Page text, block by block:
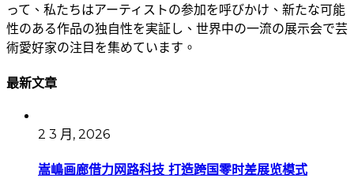
って、私たちはアーティストの参加を呼びかけ、新たな可能
性のある作品の独自性を実証し、世界中の一流の展示会で芸
術愛好家の注目を集めています。
最新文章
2 3 月, 2026
嵩嶋画廊借力网路科技 打造跨国零时差展览模式